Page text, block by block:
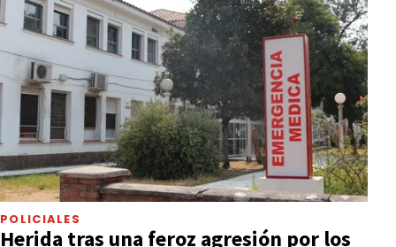
POLICIALES
Herida tras una feroz agresión por los